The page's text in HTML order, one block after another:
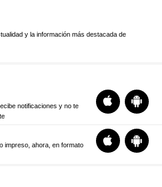
y la información más destacada de
notificaciones y no te
impreso, ahora, en formato